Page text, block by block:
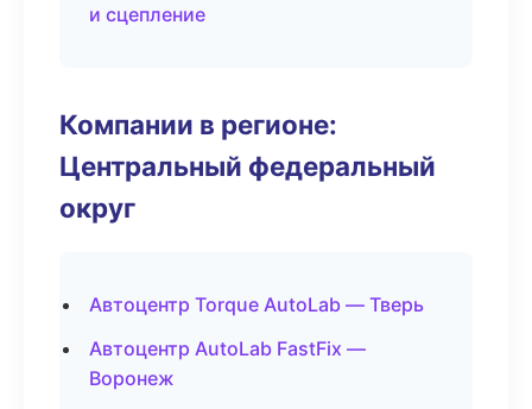
и сцепление
Компании в регионе:
Центральный федеральный
округ
Автоцентр Torque AutoLab — Тверь
Автоцентр AutoLab FastFix —
Воронеж